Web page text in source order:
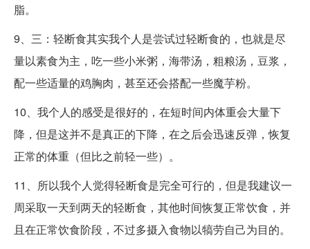
脂。
9、三：轻断食其实我个人是尝试过轻断食的，也就是尽
量以素食为主，吃一些小米粥，海带汤，粗粮汤，豆浆，
配一些适量的鸡胸肉，甚至还会搭配一些魔芋粉。
10、我个人的感受是很好的，在短时间内体重会大量下
降，但是这并不是真正的下降，在之后会迅速反弹，恢复
正常的体重（但比之前轻一些）。
11、所以我个人觉得轻断食是完全可行的，但是我建议一
周采取一天到两天的轻断食，其他时间恢复正常饮食，并
且在正常饮食阶段，不过多摄入食物以犒劳自己为目的。